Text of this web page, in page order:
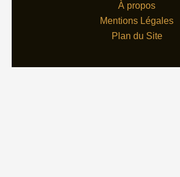
À propos
Mentions Légales
Plan du Site